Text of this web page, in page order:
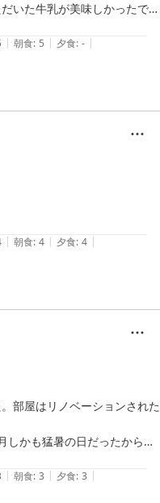
いた牛乳が美味しかったで
かなと思われるこじんまりと
見るのが楽しかったです（一
また良かったです。さらに好
歩しようと思ったのですが確
で行っただけで諦めました。
| 朝食: 5 | 夕食: - |
| 朝食: 4 | 夕食: 4 |
部屋はリノベーションされた
しかも猛暑の日だったからか
中症になりそうだったので
らい熱い。設置してあるボデ
に対して圧倒的に少ない。な
| 朝食: 3 | 夕食: 3 |